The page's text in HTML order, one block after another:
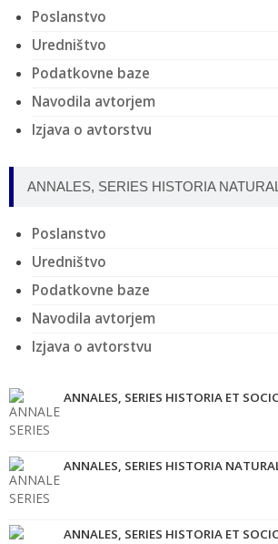
Poslanstvo
Uredništvo
Podatkovne baze
Navodila avtorjem
Izjava o avtorstvu
ANNALES, SERIES HISTORIA
Poslanstvo
Uredništvo
Podatkovne baze
Navodila avtorjem
Izjava o avtorstvu
ANNALES, SERIES HISTORIA ET
ANNALES, SERIES HISTORIA
ANNALES, SERIES HISTORIA ET